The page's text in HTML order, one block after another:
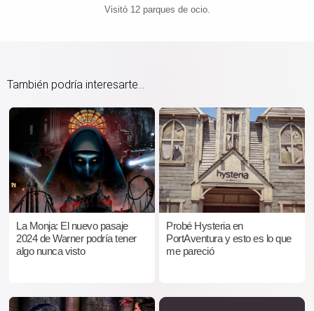
Visitó 12 parques de ocio.
También podría interesarte...
La Monja: El nuevo pasaje
2024 de Warner podría tener
algo nunca visto
Probé Hysteria en
PortAventura y esto es lo que
me pareció